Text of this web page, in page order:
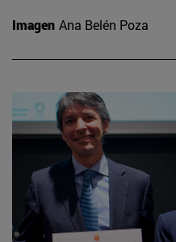
Imagen Ana Belén Poza